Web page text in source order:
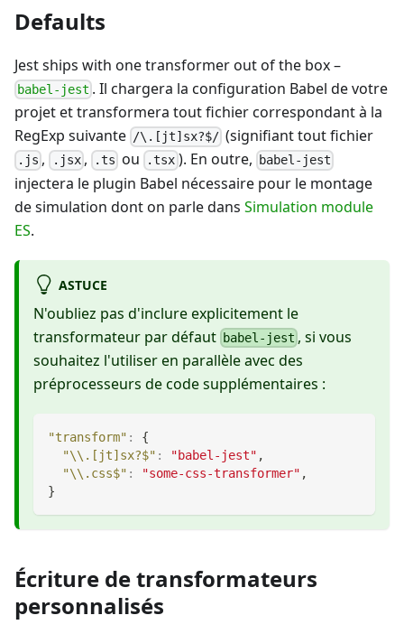
Defaults
Jest ships with one transformer out of the box–
babel-jest . Il chargera la configuration Babel de votre
projet et transformera tout fichier correspondant à la
RegExp suivante /\.[jt]sx?$/ (signifiant tout fichier
.js , .jsx, .ts ou .tsx ). En outre, babel-jest
injectera le plugin Babel nécessaire pour le montage
de simulation dont on parle dans Simulation module
ES.
ASTUCE
N'oubliez pas d'inclure explicitement le
transformateur par défaut babel-jest , si vous
souhaitez l'utiliser en parallèle avec des
préprocesseurs de code supplémentaires :
"transform" :
{
"\\.[jt]sx?$" : "babel-jest" ,
"\\.css$" : "some-css-transformer" ,
}
Écriture de transformateurs
personnalisés